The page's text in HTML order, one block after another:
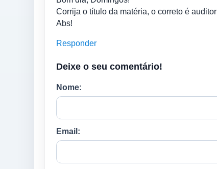
Corrija o título da matéria, o correto é
Abs!
Responder
Deixe o seu comentário!
Nome:
Email: